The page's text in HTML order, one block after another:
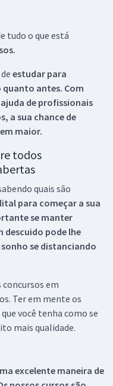
tudo o que está
estudar para
quanto antes. Com
de profissionais
a sua chance de
maior.
todos
quais são
para começar a sua
se manter
descuido pode lhe
se distanciando
em
Ter em mente os
você tenha como se
mais qualidade.
excelente maneira de